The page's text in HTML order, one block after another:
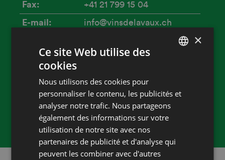
Fax +41 21 799 15 04
E-mail info@vinsdelavaux.ch
Accueil
Capacité
10 personnes
Heures d'ouverture
sur rendez-vous
×
Ce site Web utilise des
cookies
Nous utilisons des cookies pour
personnaliser le contenu, les publicités et
analyser notre trafic. Nous partageons
également des informations sur votre
utilisation de notre site avec nos
partenaires de publicité et d'analyse qui
peuvent les combiner avec d'autres